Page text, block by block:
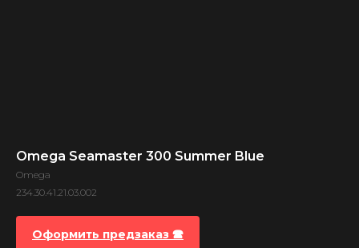
Omega Seamaster 300 Summer Blue
Omega
234.30.41.21.03.002
Оформить предзаказ 🕿